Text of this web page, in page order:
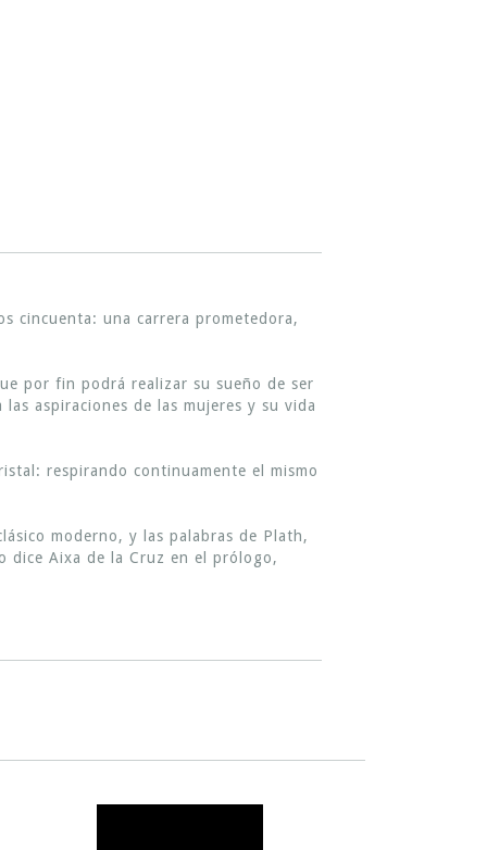
cincuenta: una carrera prometedora,
por fin podrá realizar su sueño de ser
aspiraciones de las mujeres y su vida
respirando continuamente el mismo
moderno, y las palabras de Plath,
dice Aixa de la Cruz en el prólogo,